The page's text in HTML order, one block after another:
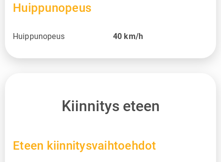
Huippunopeus
Huippunopeus 40 km/h
Kiinnitys eteen
Eteen kiinnitysvaihtoehdot